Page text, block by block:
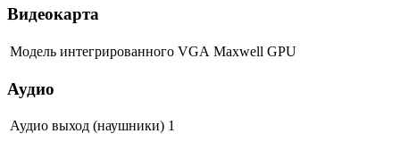
Видеокарта
Модель интегрированного VGA Maxwell GPU
Аудио
Аудио выход (наушники) 1